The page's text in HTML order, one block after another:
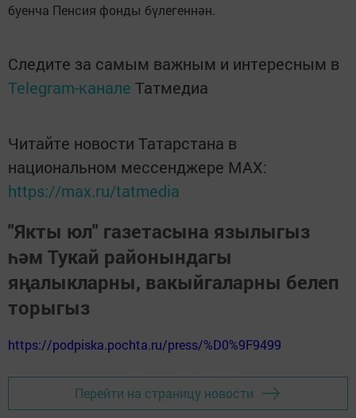
буенча Пенсия фонды бүлегеннән.
Следите за самым важным и интересным в
Telegram-канале Татмедиа
Читайте новости Татарстана в
национальном мессенджере MАХ:
https://max.ru/tatmedia
"Якты юл" газетасына язылыгыз
һәм Тукай районындагы
яңалыкларны, вакыйгаларны белеп
торыгыз
https://podpiska.pochta.ru/press/%D0%9F9499
Перейти на страницу новости